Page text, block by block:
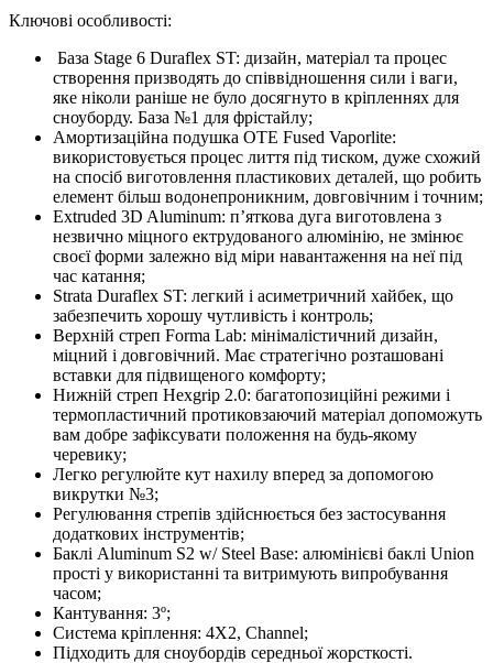
Ключові особливості:
База Stage 6 Duraflex ST: дизайн, матеріал та процес
створення призводять до співвідношення сили і ваги,
яке ніколи раніше не було досягнуто в кріпленнях для
сноуборду. База №1 для фрістайлу;
Амортизаційна подушка OTE Fused Vaporlite:
використовується процес лиття під тиском, дуже схожий
на спосіб виготовлення пластикових деталей, що робить
елемент більш водонепроникним, довговічним і точним;
Extruded 3D Aluminum: п’яткова дуга виготовлена з
незвично міцного ектрудованого алюмінію, не змінює
своєї форми залежно від міри навантаження на неї під
час катання;
Strata Duraflex ST: легкий і асиметричний хайбек, що
забезпечить хорошу чутливість і контроль;
Верхній стреп Forma Lab: мінімалістичний дизайн,
міцний і довговічний. Має стратегічно розташовані
вставки для підвищеного комфорту;
Нижній стреп Hexgrip 2.0: багатопозиційні режими і
термопластичний протиковзаючий матеріал допоможуть
вам добре зафіксувати положення на будь-якому
черевику;
Легко регулюйте кут нахилу вперед за допомогою
викрутки №3;
Регулювання стрепів здійснюється без застосування
додаткових інструментів;
Баклі Aluminum S2 w/ Steel Base: алюмінієві баклі Union
прості у використанні та витримують випробування
часом;
Кантування: 3º;
Система кріплення: 4X2, Channel;
Підходить для сноубордів середньої жорсткості.